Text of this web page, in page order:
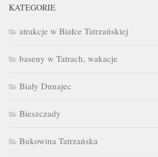
KATEGORIE
atrakcje w Białce Tatrzańskiej
baseny w Tatrach, wakacje
Biały Dunajec
Bieszczady
Bukowina Tatrzańska